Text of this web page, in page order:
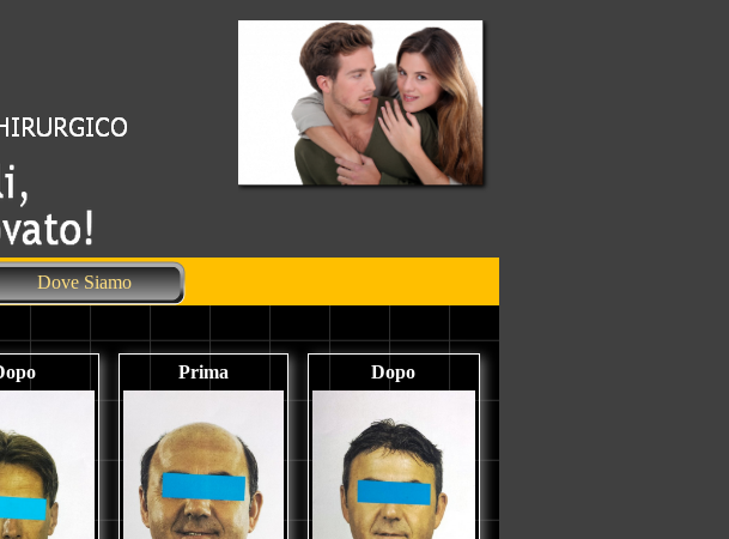
Dove Siamo
Prima Dopo